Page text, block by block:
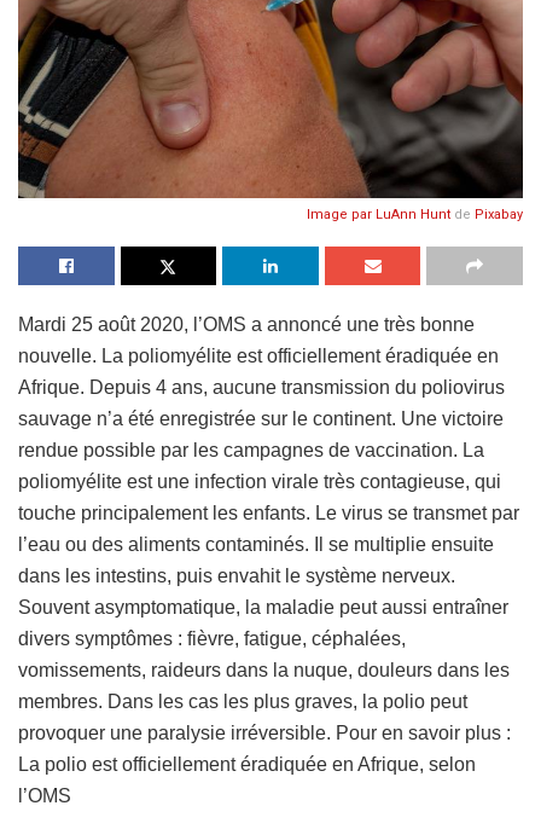
Image par LuAnn Hunt de Pixabay
Mardi 25 août 2020, l’OMS a annoncé une très bonne
nouvelle. La poliomyélite est officiellement éradiquée en
Afrique. Depuis 4 ans, aucune transmission du poliovirus
sauvage n’a été enregistrée sur le continent. Une victoire
rendue possible par les campagnes de vaccination. La
poliomyélite est une infection virale très contagieuse, qui
touche principalement les enfants. Le virus se transmet par
l’eau ou des aliments contaminés. Il se multiplie ensuite
dans les intestins, puis envahit le système nerveux.
Souvent asymptomatique, la maladie peut aussi entraîner
divers symptômes : fièvre, fatigue, céphalées,
vomissements, raideurs dans la nuque, douleurs dans les
membres. Dans les cas les plus graves, la polio peut
provoquer une paralysie irréversible. Pour en savoir plus :
La polio est officiellement éradiquée en Afrique, selon
l’OMS